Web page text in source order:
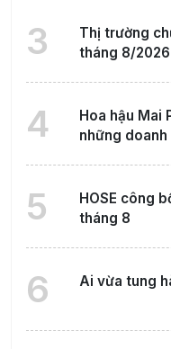
3
Thị trường
tháng 8/
4
Hoa hậu Mai
những
5
HOSE công
tháng 8
6 Ai vừa tung